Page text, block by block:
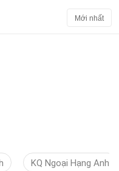
Mới nhất
KQ Ngoại Hạng Anh